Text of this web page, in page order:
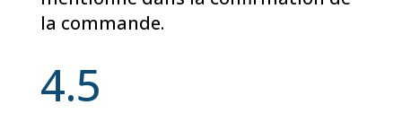
la commande.
4.5